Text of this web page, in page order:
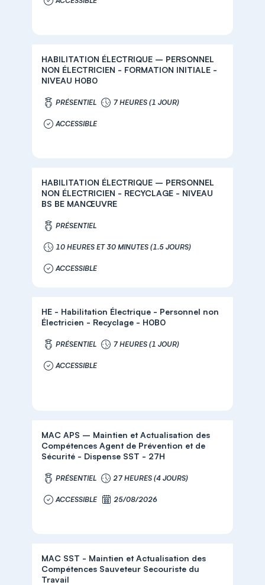
HABILITATION ÉLECTRIQUE – PERSONNEL
NON ÉLECTRICIEN - FORMATION INITIALE -
NIVEAU H0B0
PRÉSENTIEL 7 HEURES (1 JOUR)
ACCESSIBLE
HABILITATION ÉLECTRIQUE – PERSONNEL
NON ÉLECTRICIEN - RECYCLAGE - NIVEAU
BS BE MANŒUVRE
PRÉSENTIEL
10 HEURES ET 30 MINUTES (1.5 JOURS)
ACCESSIBLE
HE - Habilitation Électrique - Personnel non
Électricien - Recyclage - H0B0
PRÉSENTIEL 7 HEURES (1 JOUR)
ACCESSIBLE
MAC APS – Maintien et Actualisation des
Compétences Agent de Prévention et de
Sécurité - Dispense SST - 27H
PRÉSENTIEL 27 HEURES (4 JOURS)
ACCESSIBLE 25/08/2026
MAC SST - Maintien et Actualisation des
Compétences Sauveteur Secouriste du
Travail